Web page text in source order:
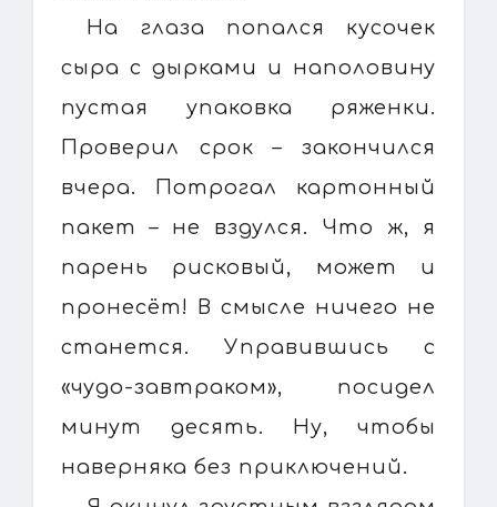
На глаза попался кусочек
сыра с дырками и наполовину
пустая упаковка ряженки.
Проверил срок – закончился
вчера. Потрогал картонный
пакет – не вздулся. Что ж, я
парень рисковый, может и
пронесёт! В смысле ничего не
станется. Управившись с
«чудо-завтраком», посидел
минут десять. Ну, чтобы
наверняка без приключений.